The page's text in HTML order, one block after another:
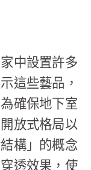
中設置許多
這些藝品，
確保地下室
放式格局以
構」的概念
透效果，使